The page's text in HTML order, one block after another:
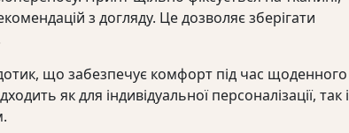
з догляду. Це дозволяє зберігати
що забезпечує комфорт під час щоденного
як для індивідуальної персоналізації, так і